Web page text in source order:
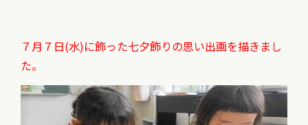
７月７日(水)に飾った七夕飾りの思い出画を描きまし
た。